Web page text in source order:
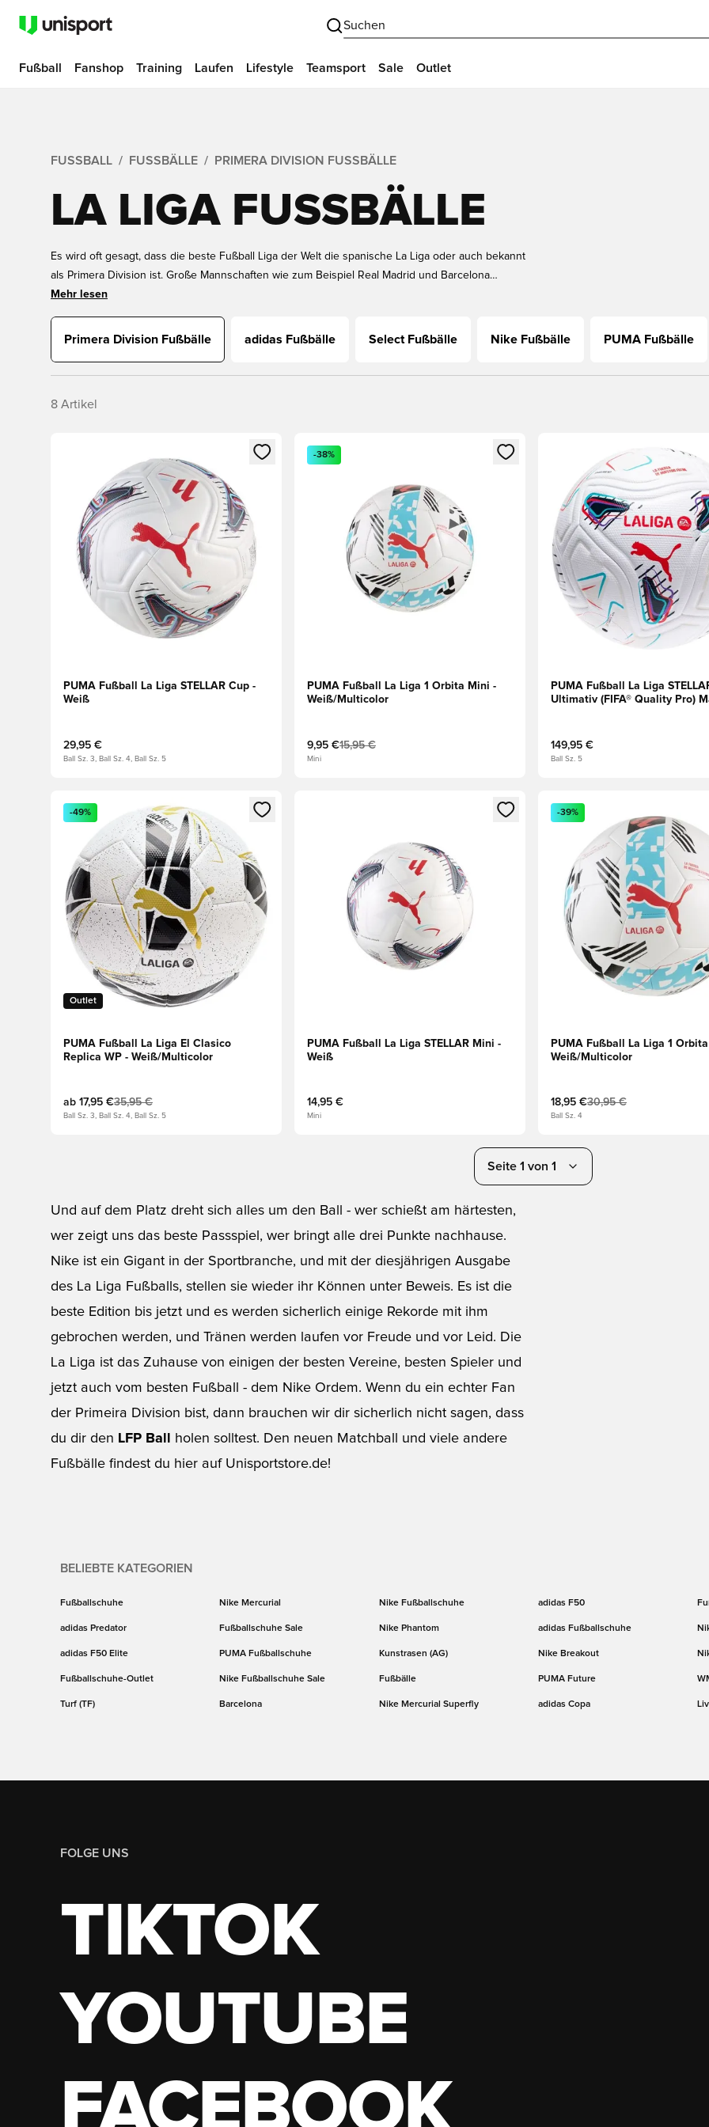
Suchen
Fußball Fanshop Training Laufen Lifestyle Teamsport Sale Outlet
FUSSBALL FUSSBÄLLE PRIMERA DIVISION FUSSBÄLLE
LA LIGA FUSSBÄLLE
Es wird oft gesagt, dass die beste Fußball Liga der Welt die spanische La Liga oder auch bekannt
als Primera Division ist. Große Mannschaften wie zum Beispiel Real Madrid und Barcelona
dominieren jedes Jahr. Weltklasse Spieler wie Ronaldo und Messi kämpfen jede Sekunde um die
offiziellen La Liga Matchball. Der Fußball mit dem die Stars der Primera Division spielen ist der
Mehr lesen
Primera Division Fußbälle adidas Fußbälle Select Fußbälle Nike Fußbälle PUMA Fußbälle
8 Artikel
Öffnet ein neues Fenster zum Anmelden oder Registrieren als Mitglied
PUMA Fußball La Liga STELLAR Cup -
Weiß
29,95 €
Ball Sz. 3, Ball Sz. 4, Ball Sz. 5
Öffnet ein neues Fenster zum Anmelden oder Registrieren als Mitglied
-38%
PUMA Fußball La Liga 1 Orbita Mini -
Weiß/Multicolor
9,95 €15,95 €
Mini
Öffnet ein neues Fenster
PUMA Fußball La Liga
Ultimativ (FIFA® Quality Pro)
149,95 €
Ball Sz. 5
Öffnet ein neues Fenster zum Anmelden oder Registrieren als Mitglied
Outlet
-49%
PUMA Fußball La Liga El Clasico
Replica WP - Weiß/Multicolor
ab 17,95 €35,95 €
Ball Sz. 3, Ball Sz. 4, Ball Sz. 5
Öffnet ein neues Fenster zum Anmelden oder Registrieren als Mitglied
PUMA Fußball La Liga STELLAR Mini -
Weiß
14,95 €
Mini
Öffnet ein neues Fenster
-39%
PUMA Fußball La Liga 1
Weiß/Multicolor
18,95 €30,95 €
Ball Sz. 4
Seite 1 von 1
Und auf dem Platz dreht sich alles um den Ball - wer schießt am härtesten,
wer zeigt uns das beste Passspiel, wer bringt alle drei Punkte nachhause.
Nike ist ein Gigant in der Sportbranche, und mit der diesjährigen Ausgabe
des La Liga Fußballs, stellen sie wieder ihr Können unter Beweis. Es ist die
beste Edition bis jetzt und es werden sicherlich einige Rekorde mit ihm
gebrochen werden, und Tränen werden laufen vor Freude und vor Leid. Die
La Liga ist das Zuhause von einigen der besten Vereine, besten Spieler und
jetzt auch vom besten Fußball - dem Nike Ordem. Wenn du ein echter Fan
der Primeira Division bist, dann brauchen wir dir sicherlich nicht sagen, dass
du dir den LFP Ball
holen solltest. Den neuen Matchball und viele andere
Fußbälle findest du hier auf Unisportstore.de!
BELIEBTE KATEGORIEN
Fußballschuhe Nike Mercurial Nike Fußballschuhe adidas F50
adidas Predator Fußballschuhe Sale Nike Phantom adidas Fußballschuhe
adidas F50 Elite PUMA Fußballschuhe Kunstrasen (AG) Nike Breakout
Fußballschuhe-Outlet Nike Fußballschuhe Sale Fußbälle PUMA Future
Turf (TF) Barcelona Nike Mercurial Superfly adidas Copa
FOLGE UNS
TIKTOK
YOUTUBE
FACEBOOK